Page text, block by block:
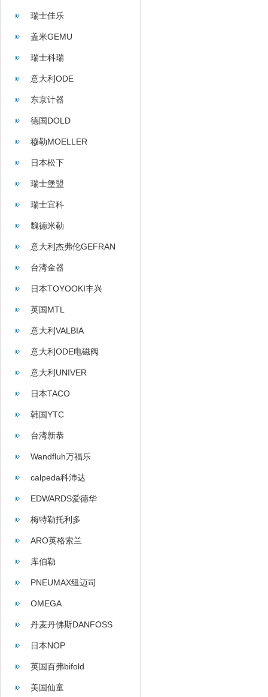
瑞士佳乐
盖米GEMU
瑞士科瑞
意大利ODE
东京计器
德国DOLD
穆勒MOELLER
日本松下
瑞士堡盟
瑞士宜科
魏德米勒
意大利杰弗伦GEFRAN
台湾金器
日本TOYOOKI丰兴
英国MTL
意大利VALBIA
意大利ODE电磁阀
意大利UNIVER
日本TACO
韩国YTC
台湾新恭
Wandfluh万福乐
calpeda科沛达
EDWARDS爱德华
梅特勒托利多
ARO英格索兰
库伯勒
PNEUMAX纽迈司
OMEGA
丹麦丹佛斯DANFOSS
日本NOP
英国百弗bifold
美国仙童